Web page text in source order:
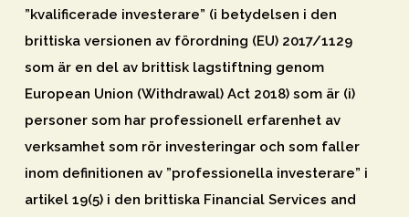
”kvalificerade investerare” (i betydelsen i den
brittiska versionen av förordning (EU) 2017/1129
som är en del av brittisk lagstiftning genom
European Union (Withdrawal) Act 2018) som är (i)
personer som har professionell erfarenhet av
verksamhet som rör investeringar och som faller
inom definitionen av ”professionella investerare” i
artikel 19(5) i den brittiska Financial Services and